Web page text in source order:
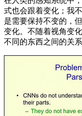
式也会跟着变化；我
是需要保持不变的，
变化。不随着视角变
不同的东西之间的关